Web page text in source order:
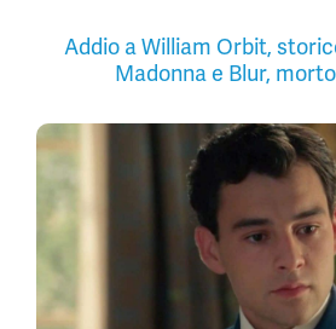
Addio a William Orbit,
Madonna e Blur,